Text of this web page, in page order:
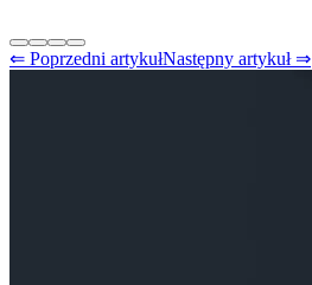
⇐ Poprzedni artykułNastępny artykuł ⇒